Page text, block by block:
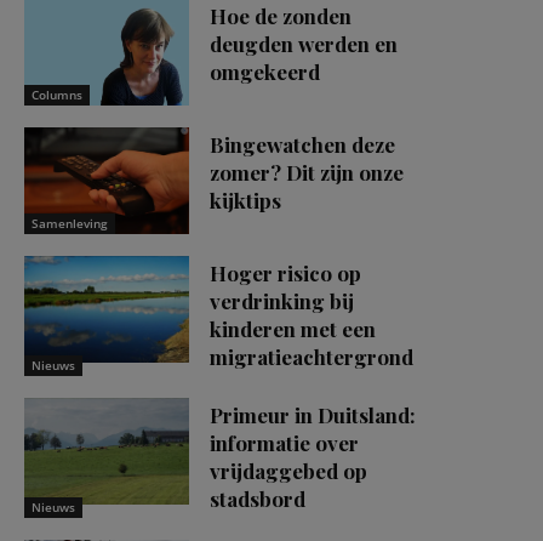
Columns
Hoe de zonden
deugden werden en
omgekeerd
Samenleving
Bingewatchen deze
zomer? Dit zijn onze
kijktips
Nieuws
Hoger risico op
verdrinking bij
kinderen met een
migratieachtergrond
Nieuws
Primeur in Duitsland:
informatie over
vrijdaggebed op
stadsbord